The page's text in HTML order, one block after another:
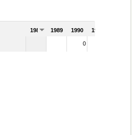
1988 1989 1990 1991
0